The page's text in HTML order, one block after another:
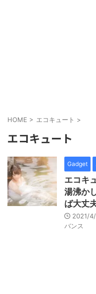
HOME > エコキュート >
エコキュート
Gadget
エコキ
湯沸か
ば大丈
2021/4/
バンス